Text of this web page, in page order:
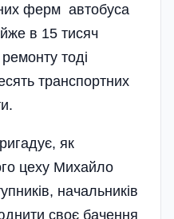
ферм автобуса
в 15 тисяч
тоді
транспортних
як
цеху Михайло
начальників
своє бачення